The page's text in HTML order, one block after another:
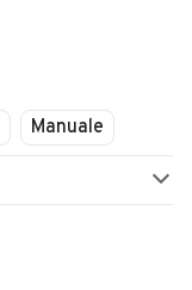
Manuale